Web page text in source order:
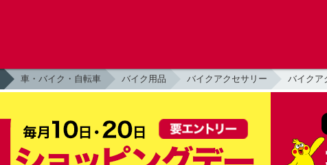
車・バイク・自転車 バイク用品 バイクアクセサリー バイクア